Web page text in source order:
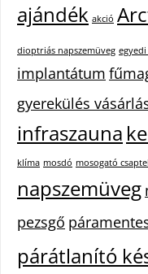
ajándék akció
dioptriás napszemüveg
implantátum
gyerekülés
infraszauna
klíma mosdó mosogató
napszemüveg
pezsgő
párátlanító